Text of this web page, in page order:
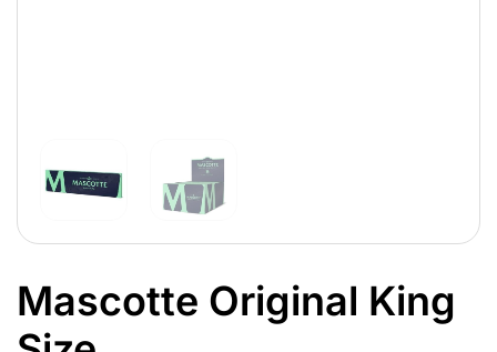
Mascotte Original King